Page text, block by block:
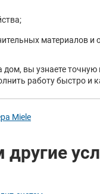
материалов и
дом, вы узнаете
работу быстро и
Miele